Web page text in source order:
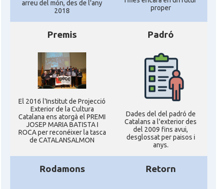
arreu del món, des de l'any
2018
proper
Premis
El 2016 l'Institut de Projecció
Exterior de la Cultura
Catalana ens atorgà el PREMI
JOSEP MARIA BATISTA I
ROCA per reconéixer la tasca
de CATALANSALMON
Padró
Dades del del padró de
Catalans a l'exterior des
del 2009 fins avui,
desglossat per paisos i
anys.
Rodamons Retorn